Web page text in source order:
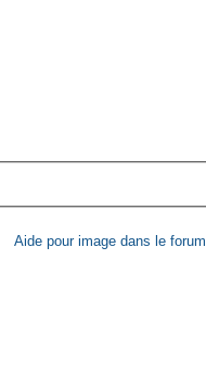
Aide pour image dans le forum